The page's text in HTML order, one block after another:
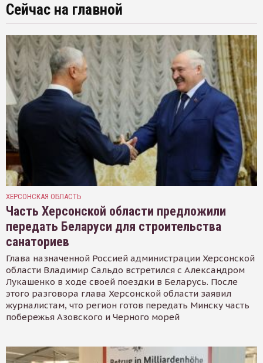
Сейчас на главной
ХЕРСОНСКАЯ ОБЛАСТЬ
Часть Херсонской области предложили
передать Беларуси для строительства
санаториев
Глава назначенной Россией администрации Херсонской
области Владимир Сальдо встретился с Александром
Лукашенко в ходе своей поездки в Беларусь. После
этого разговора глава Херсонской области заявил
журналистам, что регион готов передать Минску часть
побережья Азовского и Черного морей